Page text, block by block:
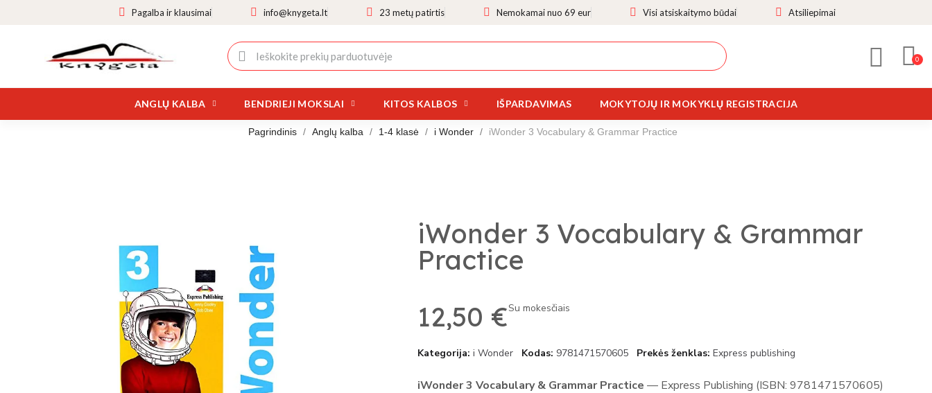
Pagalba ir klausimai info@knygeta.lt 23 metų patirtis Nemokamai nuo 69 eur Visi atsiskaitymo būdai Atsiliepimai
ANGLŲ KALBA BENDRIEJI MOKSLAI KITOS KALBOS IŠPARDAVIMAS MOKYTOJŲ IR MOKYKLŲ REGISTRACIJA
Pagrindinis Anglų kalba 1-4 klasė i Wonder iWonder 3 Vocabulary & Grammar Practice
iWonder 3 Vocabulary & Grammar
Practice
12,50 €Su mokesčiais
Kategorija i Wonder Kodas 9781471570605 Prekės ženklas Express publishing
iWonder 3 Vocabulary & Grammar Practice — Express Publishing (ISBN: 9781471570605)